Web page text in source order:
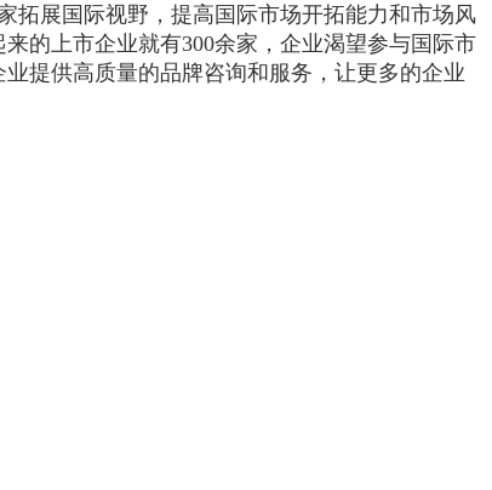
拓展国际视野，提高国际市场开拓能力和市场风
的上市企业就有300余家，企业渴望参与国际市
提供高质量的品牌咨询和服务，让更多的企业